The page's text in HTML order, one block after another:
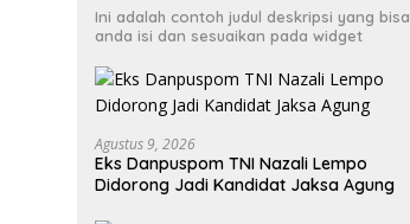
Ini adalah contoh judul deskripsi yang bisa
anda isi dan sesuaikan pada widget
Agustus 9, 2026
Eks Danpuspom TNI Nazali Lempo
Didorong Jadi Kandidat Jaksa Agung